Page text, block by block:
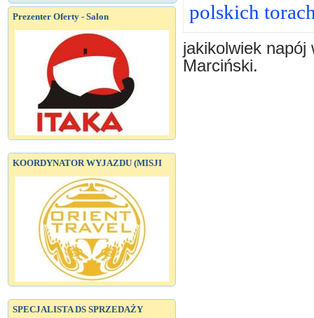
Prezenter Oferty - Salon
KOORDYNATOR WYJAZDU (MISJI
SPECJALISTA DS SPRZEDAŻY
polskich
jakikolwiek napój
Marciński.